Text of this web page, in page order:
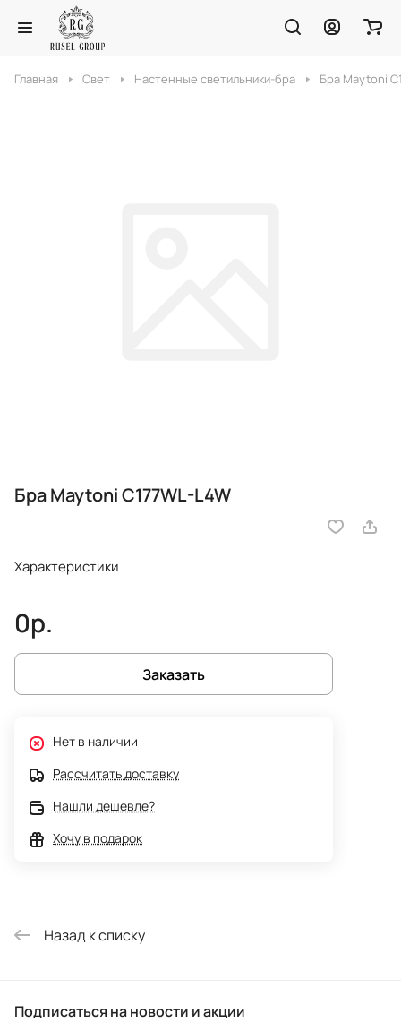
Главная Свет Настенные светильники-бра Бра Maytoni
Бра Maytoni C177WL-L4W
Характеристики
0р.
Заказать
Нет в наличии
Рассчитать доставку
Нашли дешевле?
Хочу в подарок
Назад к списку
Подписаться на новости и акции